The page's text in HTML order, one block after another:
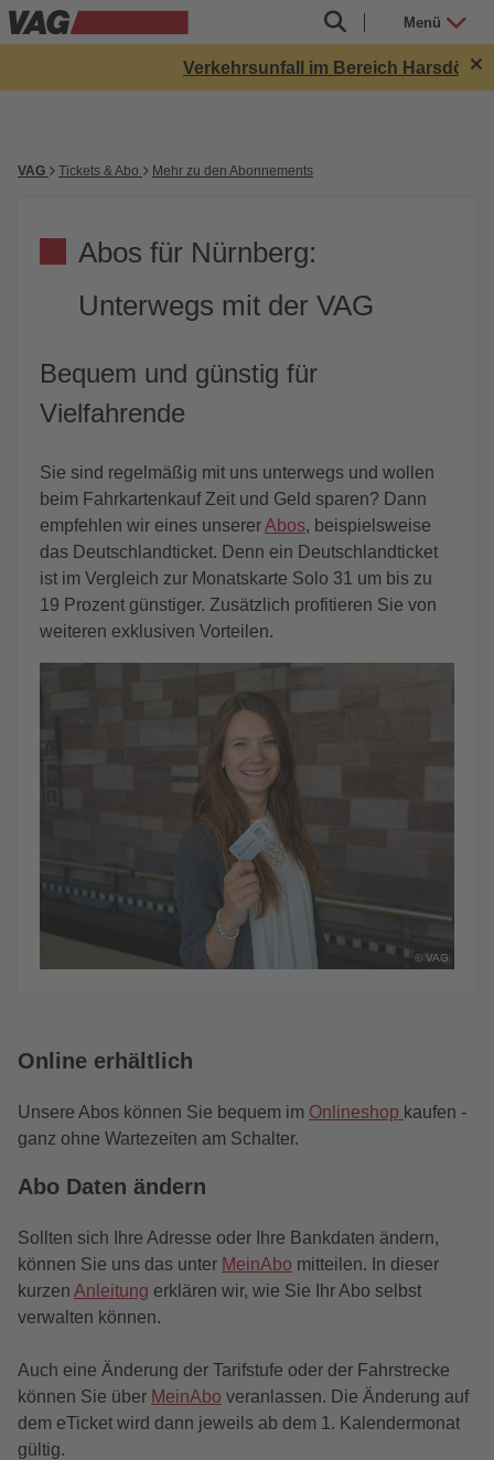
Menü
Verkehrsunfall im Bereich
VAG Tickets & Abo Mehr zu den Abonnements
Abos für Nürnberg:
Unterwegs mit der VAG
Bequem und günstig für
Vielfahrende
Sie sind regelmäßig mit uns unterwegs und wollen
beim Fahrkartenkauf Zeit und Geld sparen? Dann
empfehlen wir eines unsererAbos, beispielsweise
das Deutschlandticket. Denn ein Deutschlandticket
ist im Vergleich zur Monatskarte Solo 31 um bis zu
19 Prozent günstiger. Zusätzlich profitieren Sie von
weiteren exklusiven Vorteilen.
© VAG
Online erhältlich
Unsere Abos können Sie bequem im Onlineshop kaufen -
ganz ohne Wartezeiten am Schalter.
Abo Daten ändern
Sollten sich Ihre Adresse oder Ihre Bankdaten ändern,
können Sie uns das unter MeinAbo mitteilen. In dieser
kurzen Anleitung erklären wir, wie Sie Ihr Abo selbst
verwalten können.
Auch eine Änderung der Tarifstufe oder der Fahrstrecke
können Sie über MeinAbo veranlassen. Die Änderung auf
dem eTicket wird dann jeweils ab dem 1. Kalendermonat
gültig.